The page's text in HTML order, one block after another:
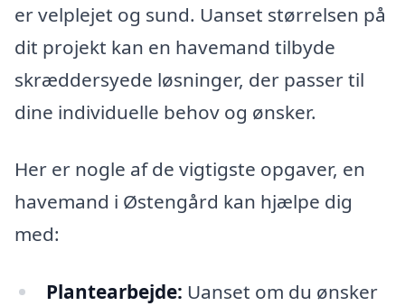
er velplejet og sund. Uanset størrelsen på
dit projekt kan en havemand tilbyde
skræddersyede løsninger, der passer til
dine individuelle behov og ønsker.
Her er nogle af de vigtigste opgaver, en
havemand i Østengård kan hjælpe dig
med:
Plantearbejde: Uanset om du ønsker